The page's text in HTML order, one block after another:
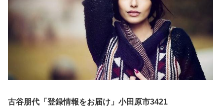
古谷朋代「登録情報をお届け」小田原市3421